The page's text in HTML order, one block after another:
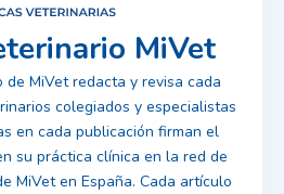
MiVet
de MiVet redacta y revisa cada
colegiados y especialistas
en cada publicación firman el
su práctica clínica en la red de
MiVet en España. Cada artículo